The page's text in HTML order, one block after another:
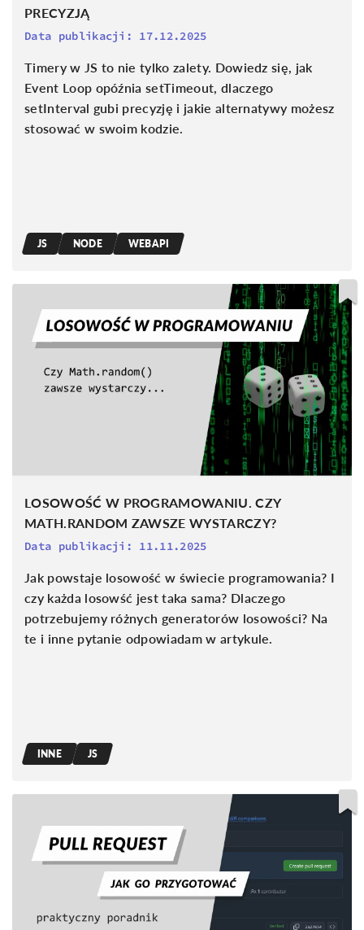
PRECYZJĄ
Data publikacji: 17.12.2025
Timery w JS to nie tylko zalety. Dowiedz się, jak
Event Loop opóźnia setTimeout, dlaczego
setInterval gubi precyzję i jakie alternatywy możesz
stosować w swoim kodzie.
JS NODE WEBAPI
LOSOWOŚĆ W PROGRAMOWANIU. CZY
MATH.RANDOM ZAWSZE WYSTARCZY?
Data publikacji: 11.11.2025
Jak powstaje losowość w świecie programowania? I
czy każda losowść jest taka sama? Dlaczego
potrzebujemy różnych generatorów losowości? Na
te i inne pytanie odpowiadam w artykule.
INNE JS